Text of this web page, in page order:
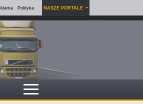
Polityka NASZE PORTALE